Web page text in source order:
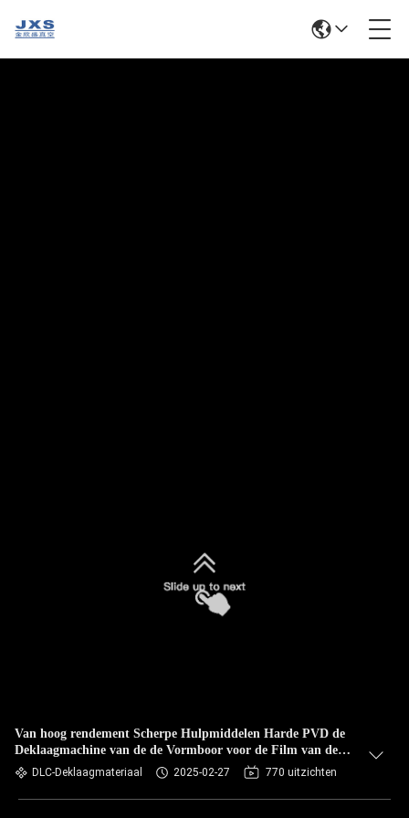
Van hoog rendement Scherpe Hulpmiddelen Harde PVD de
Deklaagmachine van de de Vormboor voor de Film van de
Tictialn van Tincrn
DLC-Deklaagmateriaal 2025-02-27 770 uitzichten